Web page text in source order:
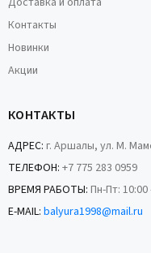
Контакты
Новинки
Акции
КОНТАКТЫ
АДРЕС: г. Аршалы, ул. М.
ТЕЛЕФОН: +7 775 283 0959
ВРЕМЯ РАБОТЫ: Пн-Пт:
E-MAIL: balyura1998@mail.ru